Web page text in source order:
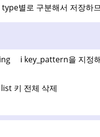
별로 구분해서 저장하
ℹ️ key_pattern을 지정
키 전체 삭제